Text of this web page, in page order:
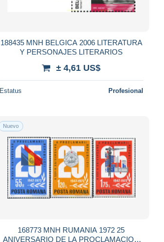
188435 MNH BELGICA 2006 LITERATURA
Y PERSONAJES LITERARIOS
± 4,61 US$
Estatus Profesional
Nuevo
168773 MNH RUMANIA 1972 25
ANIVERSARIO DE LA PROCLAMACION